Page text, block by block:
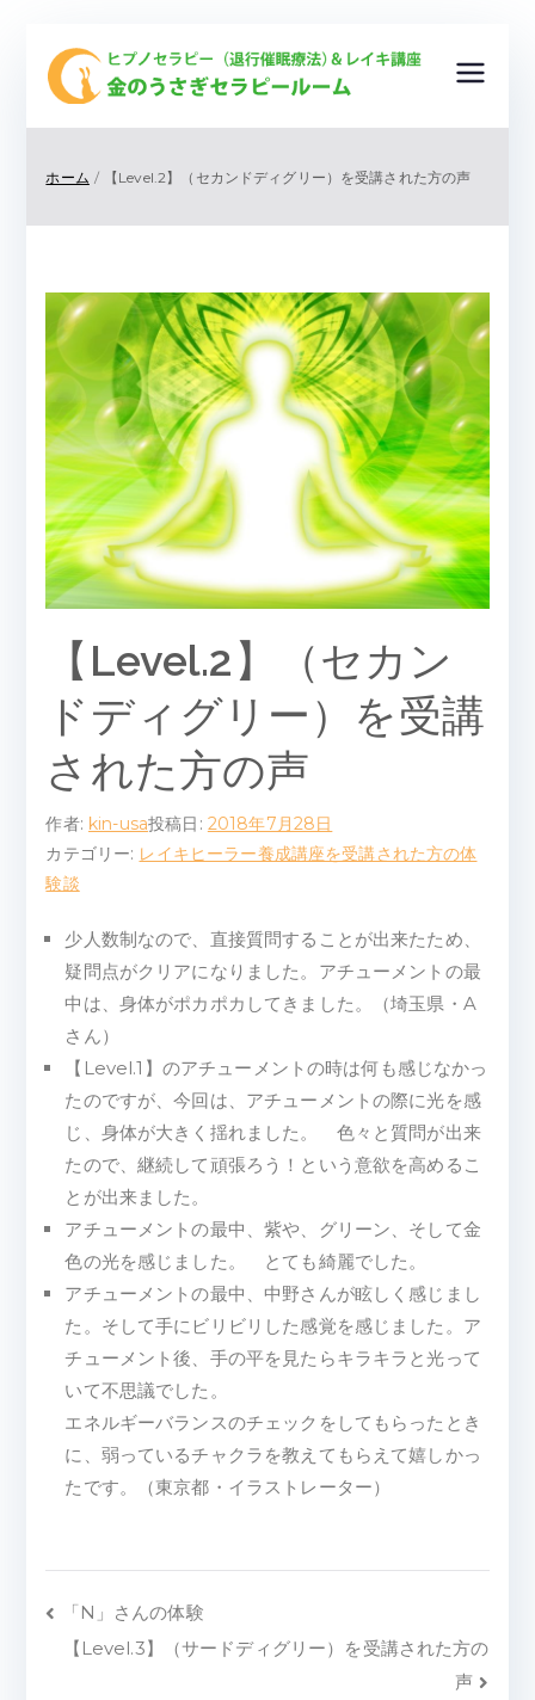
の
う
さ
ぎ
セ
ラ
ピ
ー
ル
ー
セラピ
行催眠
療法）
キ講
＆ ク
リスタ
ルヒー
リング
ホーム 【Level.2】（セカンドディグリー）を受講された方の声
【Level.2】（セカン
ドディグリー）を受講
された方の声
作者: kin-usa投稿日: 2018年7月28日
カテゴリー: レイキヒーラー養成講座を受講された方の体
験談
少人数制なので、直接質問することが出来たため、
疑問点がクリアになりました。アチューメントの最
中は、身体がポカポカしてきました。（埼玉県・A
さん）
【Level.1】のアチューメントの時は何も感じなかっ
たのですが、今回は、アチューメントの際に光を感
じ、身体が大きく揺れました。 色々と質問が出来
たので、継続して頑張ろう！という意欲を高めるこ
とが出来ました。
アチューメントの最中、紫や、グリーン、そして金
色の光を感じました。 とても綺麗でした。
アチューメントの最中、中野さんが眩しく感じまし
た。そして手にビリビリした感覚を感じました。ア
チューメント後、手の平を見たらキラキラと光って
いて不思議でした。
エネルギーバランスのチェックをしてもらったとき
に、弱っているチャクラを教えてもらえて嬉しかっ
たです。（東京都・イラストレーター）
「N」さんの体験
【Level.3】（サードディグリー）を受講された方の
声